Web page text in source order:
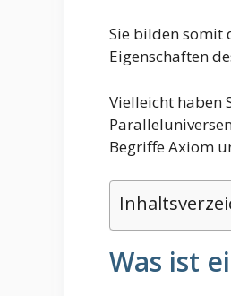
Sie bilden somit
Eigenschaften
Vielleicht haben
Begriffe Axiom
Was ist